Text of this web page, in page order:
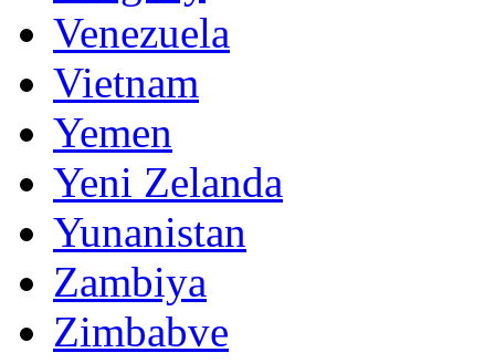
Venezuela
Vietnam
Yemen
Yeni Zelanda
Yunanistan
Zambiya
Zimbabve